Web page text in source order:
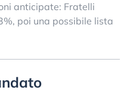
anticipate: Fratelli
poi una possibile lista